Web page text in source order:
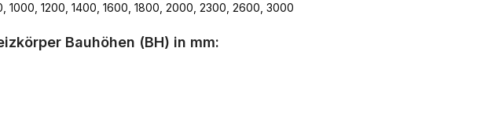
1200, 1400, 1600, 1800, 2000, 2300, 2600, 3000
Bauhöhen (BH) in mm: